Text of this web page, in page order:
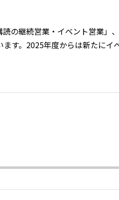
の継続営業・イベント営業」
す。2025年度からは新たにイ